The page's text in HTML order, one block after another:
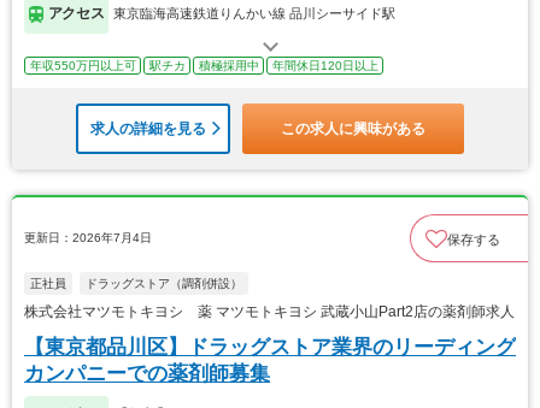
アクセス 東京臨海高速鉄道りんかい線 品川シーサイド駅
年収550万円以上可 駅チカ 積極採用中 年間休日120日以上
求人の詳細を見る この求人に興味がある
更新日：2026年7月4日 保存する
正社員 ドラッグストア（調剤併設）
株式会社マツモトキヨシ 薬 マツモトキヨシ 武蔵小山Part2店の薬剤師求人
【東京都品川区】ドラッグストア業界のリーディング
カンパニーでの薬剤師募集